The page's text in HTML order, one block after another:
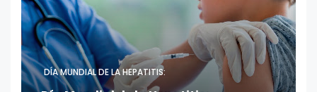
DÍA MUNDIAL DE LA HEPATITIS: